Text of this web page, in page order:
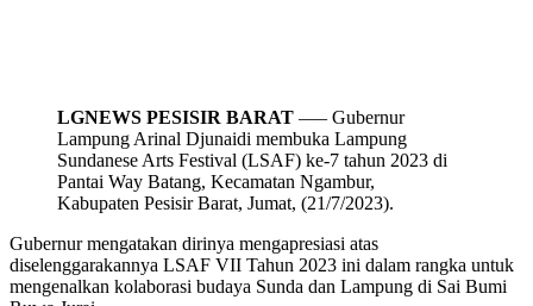
LGNEWS PESISIR BARAT —– Gubernur
Lampung Arinal Djunaidi membuka Lampung
Sundanese Arts Festival (LSAF) ke-7 tahun 2023 di
Pantai Way Batang, Kecamatan Ngambur,
Kabupaten Pesisir Barat, Jumat, (21/7/2023).
Gubernur mengatakan dirinya mengapresiasi atas
diselenggarakannya LSAF VII Tahun 2023 ini dalam rangka untuk
mengenalkan kolaborasi budaya Sunda dan Lampung di Sai Bumi